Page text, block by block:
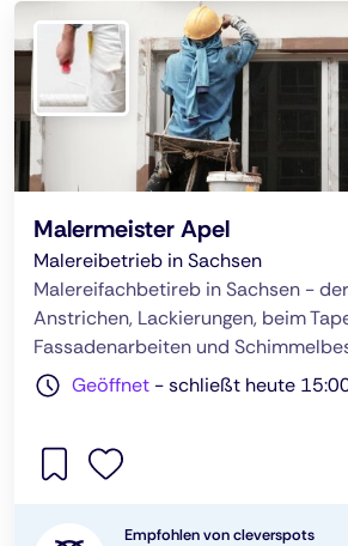
Malermeister Apel
Malereibetrieb in Sachsen
Malereifachbetireb in Sachsen -
Anstrichen, Lackierungen, beim
Fassadenarbeiten und
Geöffnet -schließt heute
Empfohlen von cleverspots